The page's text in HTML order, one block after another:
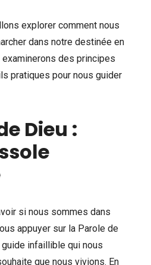
explorer comment nous
dans notre destinée en
des principes
pratiques pour nous guider
Dieu :
si nous sommes dans
appuyer sur la Parole de
infaillible qui nous
que nous vivions. En